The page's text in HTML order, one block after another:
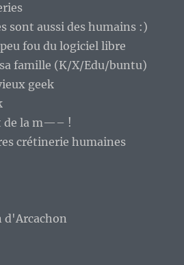
sont aussi des humains :)
fou du logiciel libre
famille (K/X/Edu/buntu)
geek
de la m—– !
crétinerie humaines
d'Arcachon